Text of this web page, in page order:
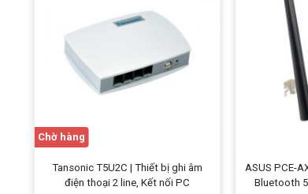
Chờ hàng
Tansonic T5U2C | Thiết bị ghi âm
điện thoại 2 line, Kết nối PC
ASUS PCE-
Bluetooth